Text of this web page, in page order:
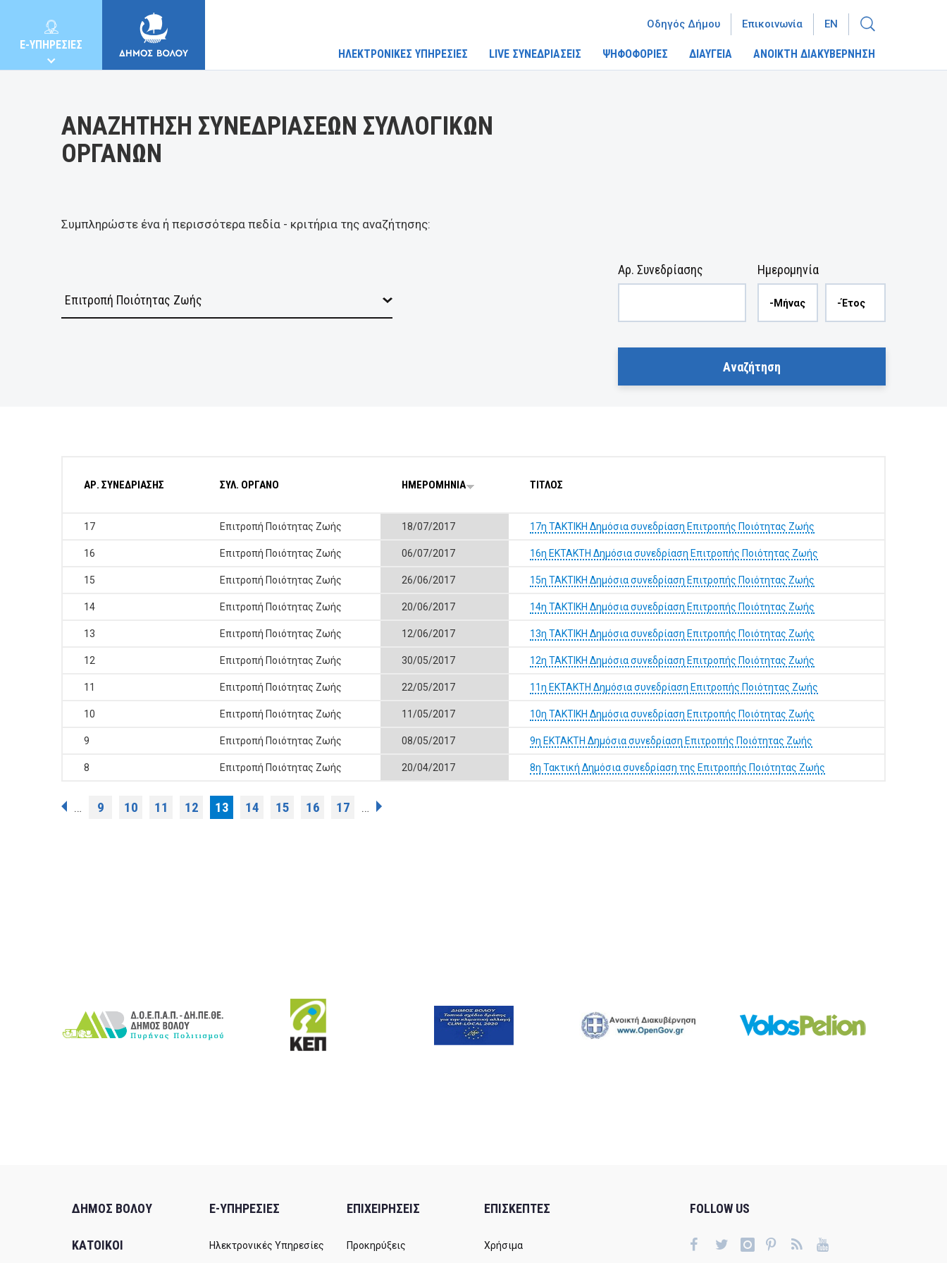
E-ΥΠΗΡΕΣΙΕΣ
ΕΠΙΧΕΙΡΗΣΕΙΣ
ΗΛΕΚΤΡΟΝΙΚΕΣ ΥΠΗΡΕΣΙΕΣ LIVE ΣΥΝΕΔΡΙΑΣΕΙΣ ΨΗΦΟΦΟΡΙΕΣ ΔΙΑΥΓΕΙΑ ΑΝΟΙΚΤΗ ΔΙΑΚΥΒΕΡΝΗΣΗ
Οδηγός Δήμου Επικοινωνία EN
ΑΝΑΖΗΤΗΣΗ ΣΥΝΕΔΡΙΑΣΕΩΝ ΣΥΛΛΟΓΙΚΩΝ
ΟΡΓΑΝΩΝ
Συμπληρώστε ένα ή περισσότερα πεδία - κριτήρια της αναζήτησης:
Ημερομηνία
Αρ. Συνεδρίασης
ΑΡ. ΣΥΝΕΔΡΙΑΣΗΣ ΣΥΛ. ΟΡΓΑΝΟ ΗΜΕΡΟΜΗΝΙΑ ΤΙΤΛΟΣ
17 Επιτροπή Ποιότητας Ζωής 18/07/2017 17η ΤΑΚΤΙΚΗ Δημόσια συνεδρίαση Επιτροπής Ποιότητας Ζωής
16 Επιτροπή Ποιότητας Ζωής 06/07/2017 16η ΕΚΤΑΚΤΗ Δημόσια συνεδρίαση Επιτροπής Ποιότητας Ζωής
15 Επιτροπή Ποιότητας Ζωής 26/06/2017 15η ΤΑΚΤΙΚΗ Δημόσια συνεδρίαση Επιτροπής Ποιότητας Ζωής
14 Επιτροπή Ποιότητας Ζωής 20/06/2017 14η ΤΑΚΤΙΚΗ Δημόσια συνεδρίαση Επιτροπής Ποιότητας Ζωής
13 Επιτροπή Ποιότητας Ζωής 12/06/2017 13η ΤΑΚΤΙΚΗ Δημόσια συνεδρίαση Επιτροπής Ποιότητας Ζωής
12 Επιτροπή Ποιότητας Ζωής 30/05/2017 12η ΤΑΚΤΙΚΗ Δημόσια συνεδρίαση Επιτροπής Ποιότητας Ζωής
11 Επιτροπή Ποιότητας Ζωής 22/05/2017 11η ΕΚΤΑΚΤΗ Δημόσια συνεδρίαση Επιτροπής Ποιότητας Ζωής
10 Επιτροπή Ποιότητας Ζωής 11/05/2017 10η ΤΑΚΤΙΚΗ Δημόσια συνεδρίαση Επιτροπής Ποιότητας Ζωής
9 Επιτροπή Ποιότητας Ζωής 08/05/2017 9η ΕΚΤΑΚΤΗ Δημόσια συνεδρίαση Επιτροπής Ποιότητας Ζωής
8 Επιτροπή Ποιότητας Ζωής 20/04/2017 8η Τακτική Δημόσια συνεδρίαση της Επιτροπής Ποιότητας Ζωής
Σελίδες
… 9 10 11 12 13 14 15 16 17 …
ΔΗΜΟΣ ΒΟΛΟΥ
ΚΑΤΟΙΚΟΙ
E-ΥΠΗΡΕΣΙΕΣ
Ηλεκτρονικές Υπηρεσίες
ΕΠΙΧΕΙΡΗΣΕΙΣ
Προκηρύξεις
ΕΠΙΣΚΕΠΤΕΣ
Χρήσιμα
FOLLOW US